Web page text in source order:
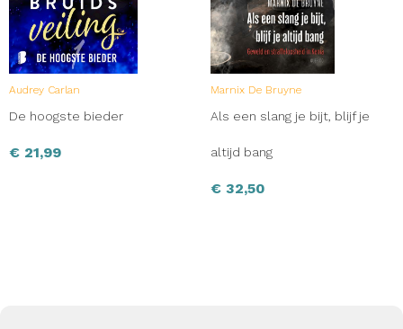
Audrey Carlan
De hoogste bieder
€ 21,99
Marnix De Bruyne
Als een slang je bijt, blijf je
altijd bang
€ 32,50